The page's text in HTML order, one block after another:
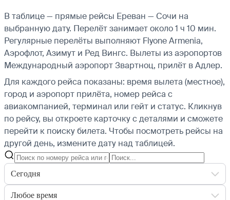
В таблице — прямые рейсы Ереван — Сочи на
выбранную дату. Перелёт занимает около 1 ч 10 мин.
Регулярные перелёты выполняют Flyone Armenia,
Аэрофлот, Азимут и Ред Вингс. Вылеты из аэропортов
Международный аэропорт Звартноц, прилёт в Адлер.
Для каждого рейса показаны: время вылета (местное),
город и аэропорт прилёта, номер рейса с
авиакомпанией, терминал или гейт и статус. Кликнув
по рейсу, вы откроете карточку с деталями и сможете
перейти к поиску билета. Чтобы посмотреть рейсы на
другой день, измените дату над таблицей.
Сегодня
Любое время